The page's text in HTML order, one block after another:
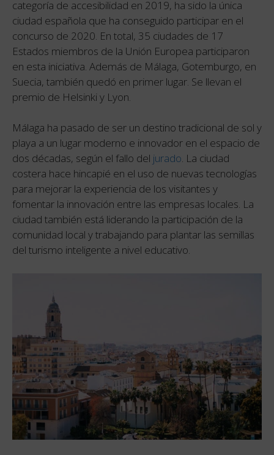
categoría de accesibilidad en 2019, ha sido la única
ciudad española que ha conseguido participar en el
concurso de 2020. En total, 35 ciudades de 17
Estados miembros de la Unión Europea participaron
en esta iniciativa. Además de Málaga, Gotemburgo, en
Suecia, también quedó en primer lugar. Se llevan el
premio de Helsinki y Lyon.
Málaga ha pasado de ser un destino tradicional de sol y
playa a un lugar moderno e innovador en el espacio de
dos décadas, según el fallo del jurado. La ciudad
costera hace hincapié en el uso de nuevas tecnologías
para mejorar la experiencia de los visitantes y
fomentar la innovación entre las empresas locales. La
ciudad también está liderando la participación de la
comunidad local y trabajando para plantar las semillas
del turismo inteligente a nivel educativo.